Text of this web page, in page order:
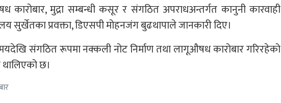
कारोबार, मुद्रा सम्बन्धी कसूर र संगठित अपराधअन्तर्गत कानुनी कारवाही
सुर्खेतका प्रवक्ता, डिएसपी मोहनजंग बुढथापाले जानकारी दिए।
संगठित रूपमा नक्कली नोट निर्माण तथा लागूऔषध कारोबार गरिरहेको
छ।